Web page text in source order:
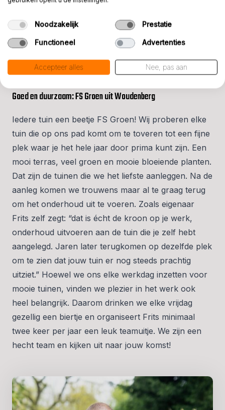
Goed en duurzaam: FS Groen uit Woudenberg
Iedere tuin een beetje FS Groen! Wij proberen elke
tuin die op ons pad komt om te toveren tot een fijne
plek waar je het hele jaar door prima kunt zijn. Een
mooi terras, veel groen en mooie bloeiende planten.
Dat zijn de tuinen die we het liefste aanleggen. Na de
aanleg komen we trouwens maar al te graag terug
om het onderhoud uit te voeren. Zoals eigenaar
Frits zelf zegt: “dat is écht de kroon op je werk,
onderhoud uitvoeren aan de tuin die je zelf hebt
aangelegd. Jaren later terugkomen op dezelfde plek
om te zien dat jouw tuin er nog steeds prachtig
uitziet.” Hoewel we ons elke werkdag inzetten voor
mooie tuinen, vinden we plezier in het werk ook
heel belangrijk. Daarom drinken we elke vrijdag
gezellig een biertje en organiseert Frits minimaal
twee keer per jaar een leuk teamuitje. We zijn een
hecht team en kijken uit naar jouw komst!
Noodzakelijk Prestatie
Functioneel Advertenties
Accepteer alles Nee, pas aan